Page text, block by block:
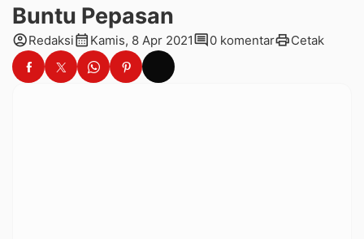
Buntu Pepasan
account_circleRedaksicalendar_month Kamis, 8 Apr 2021comment0 komentarprintCetak